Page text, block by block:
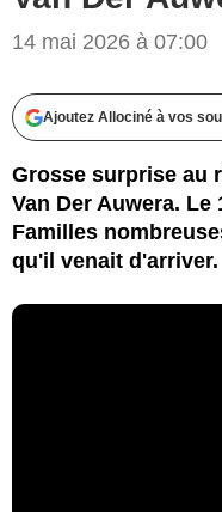
14 mai 2026 à 07:00
Ajoutez Allociné à vos
Grosse surprise au
Van Der Auwera. Le
Familles
qu'il venait d'arriver.